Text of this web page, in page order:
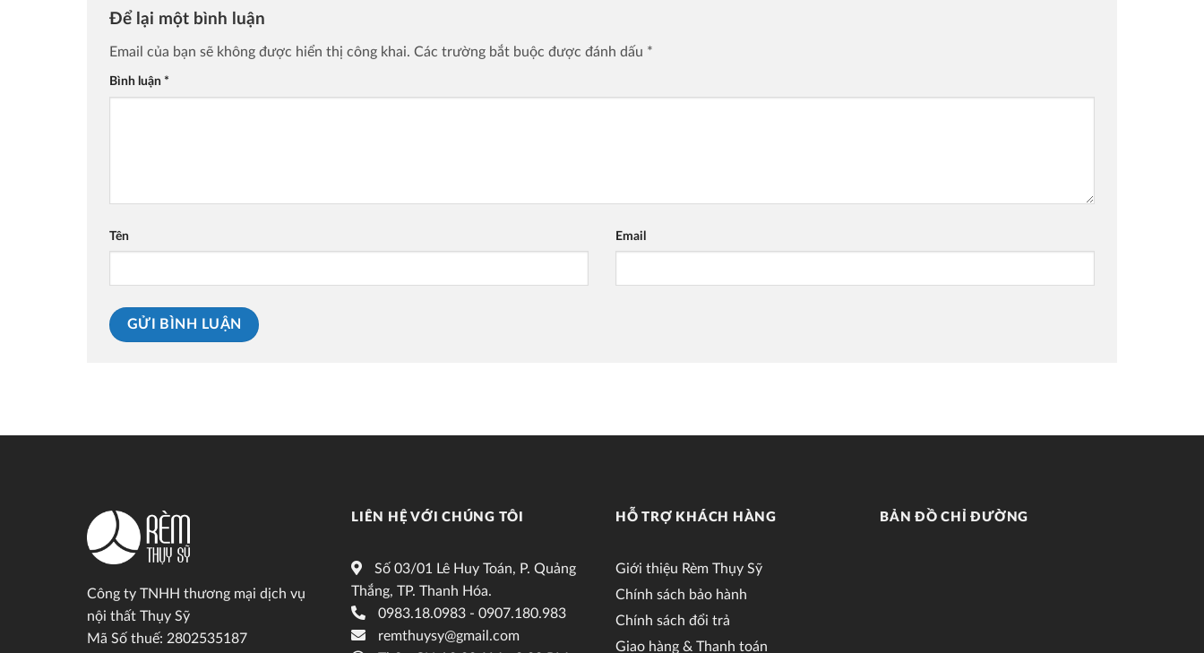
Để lại một bình luận
Email của bạn sẽ không được hiển thị công khai. Các trường bắt buộc được đánh dấu *
Bình luận *
Tên Email
Công ty TNHH thương mại dịch vụ
nội thất Thụy Sỹ
Mã Số thuế: 2802535187
LIÊN HỆ VỚI CHÚNG TÔI
Số 03/01 Lê Huy Toán, P. Quảng
Thắng, TP. Thanh Hóa.
0983.18.0983 - 0907.180.983
remthuysy@gmail.com
HỖ TRỢ KHÁCH HÀNG
Giới thiệu Rèm Thụy Sỹ
Chính sách bảo hành
Chính sách đổi trả
Giao hàng & Thanh toán
BẢN ĐỒ CHỈ ĐƯỜNG